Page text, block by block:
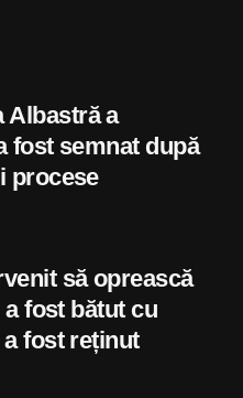
Albastră a
fost semnat după
procese
să oprească
fost bătut cu
fost reținut